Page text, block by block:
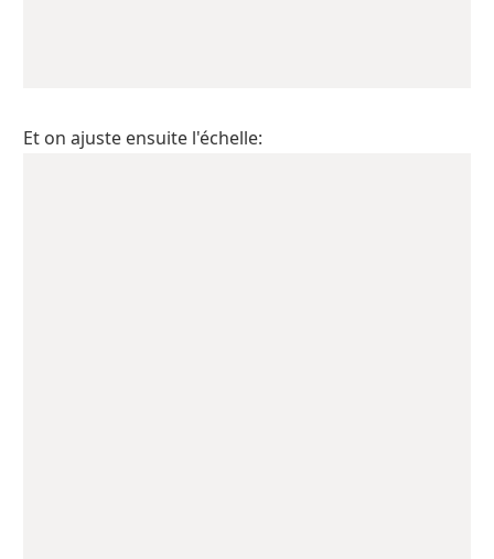
Et on ajuste ensuite l'échelle: